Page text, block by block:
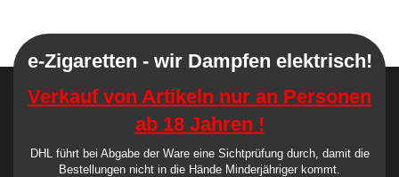
e-Zigaretten - wir Dampfen elektrisch!
Verkauf von Artikeln nur an Personen
ab 18 Jahren !
DHL führt bei Abgabe der Ware eine Sichtprüfung durch, damit die
Bestellungen nicht in die Hände Minderjähriger kommt.